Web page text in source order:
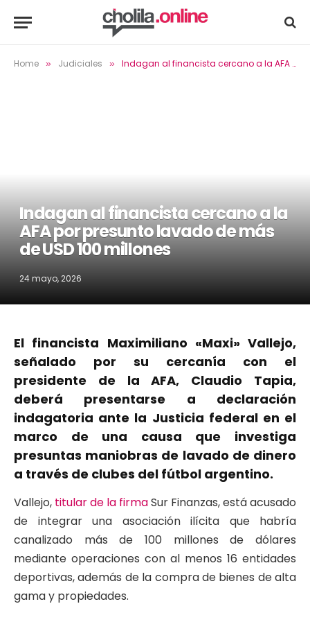
Home » Judiciales » Indagan al financista cercano a la AFA por presunto lavado de más de USD 100 millones
Indagan al financista cercano a la
AFA por presunto lavado de más
de USD 100 millones
24 mayo, 2026
El financista Maximiliano «Maxi» Vallejo,
señalado por su cercanía con el
presidente de la AFA, Claudio Tapia,
deberá presentarse a declaración
indagatoria ante la Justicia federal en el
marco de una causa que investiga
presuntas maniobras de lavado de dinero
a través de clubes del fútbol argentino.
Vallejo, titular de la firmaSur Finanzas, está acusado
de integrar una asociación ilícita que habría
canalizado más de 100 millones de dólares
mediante operaciones con al menos 16 entidades
deportivas, además de la compra de bienes de alta
gama y propiedades.